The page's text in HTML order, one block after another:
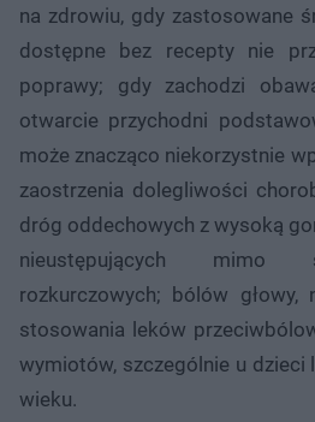
na zdrowiu, gdy zastosowane
dostępne bez recepty nie
poprawy; gdy zachodzi
otwarcie przychodni
może znacząco niekorzystnie
zaostrzenia dolegliwości
dróg oddechowych z wysoką
nieustępujących mimo
rozkurczowych; bólów głowy,
stosowania leków
wymiotów, szczególnie u dzieci
wieku.